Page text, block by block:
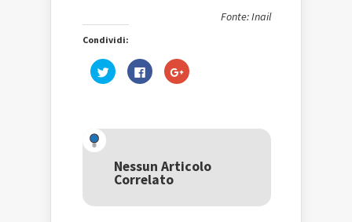
Fonte: Inail
Condividi:
Fai
clic
una
nuova
finestra)
Fai
clic
nuova
finestra)
Fai
clic
una
nuova
Nessun Articolo
Correlato